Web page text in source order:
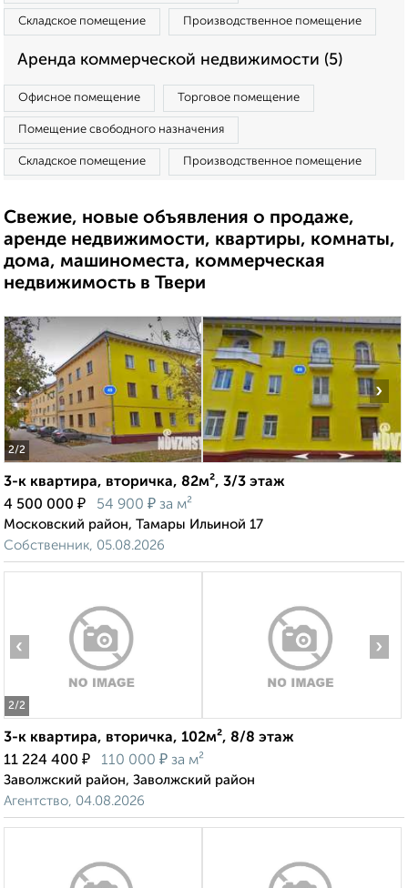
Складское помещение Производственное помещение
Аренда коммерческой недвижимости (5)
Офисное помещение Торговое помещение
Помещение свободного назначения
Складское помещение Производственное помещение
Свежие, новые объявления о продаже,
аренде недвижимости, квартиры, комнаты,
дома, машиноместа, коммерческая
недвижимость в Твери
2/2
‹ ›
3-к квартира, вторичка, 82м², 3/3 этаж
4 500 000 ₽ 54 900 ₽ за м²
Московский район, Тамары Ильиной 17
Собственник, 05.08.2026
2/2
‹ ›
3-к квартира, вторичка, 102м², 8/8 этаж
11 224 400 ₽ 110 000 ₽ за м²
Заволжский район, Заволжский район
Агентство, 04.08.2026